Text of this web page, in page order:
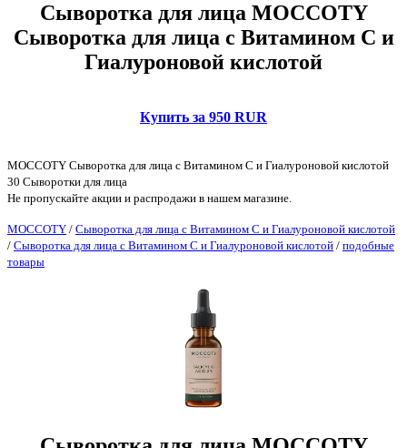
Сыворотка для лица MOCCOTY
Сыворотка для лица с Витамином С и
Гиалуроновой кислотой
Купить за 950 RUR
MOCCOTY Сыворотка для лица с Витамином С и Гиалуроновой кислотой
30 Сыворотки для лица
Не пропускайте акции и распродажи в нашем магазине.
MOCCOTY / Сыворотка для лица с Витамином С и Гиалуроновой кислотой
/ Сыворотка для лица с Витамином С и Гиалуроновой кислотой / подобные
товары